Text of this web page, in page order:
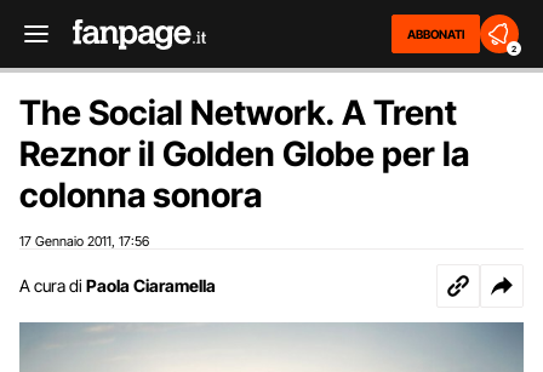
ABBONATI
2
The Social Network. A Trent
Reznor il Golden Globe per la
colonna sonora
17 Gennaio 2011 17:56
A cura di Paola Ciaramella